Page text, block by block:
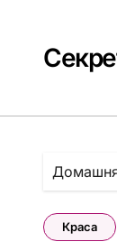
Краса